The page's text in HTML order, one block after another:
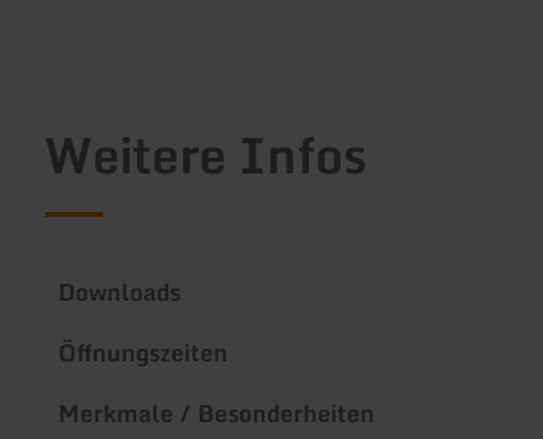
Weitere Infos
Downloads
Öffnungszeiten
Merkmale / Besonderheiten